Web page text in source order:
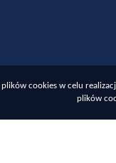
cookies w celu
plików